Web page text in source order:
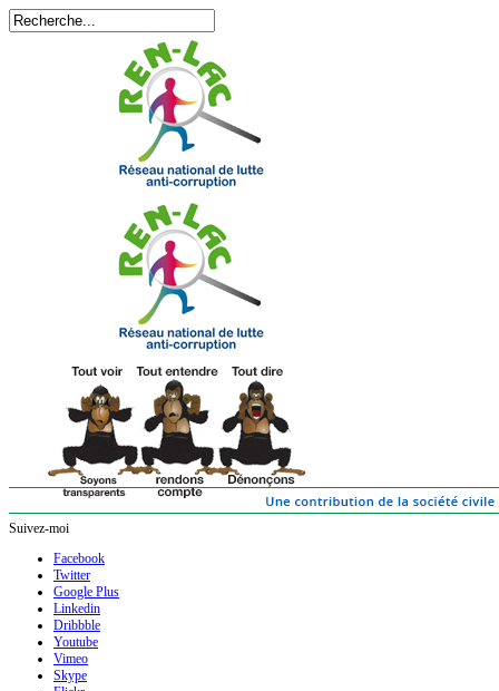
Suivez-moi
Facebook
Twitter
Google Plus
Linkedin
Dribbble
Youtube
Vimeo
Skype